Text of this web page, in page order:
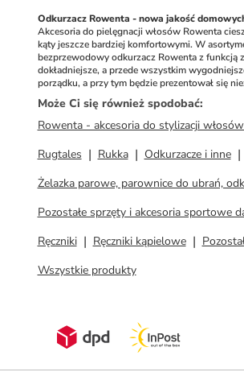
Odkurzacz Rowenta - nowa jakość
Akcesoria do pielęgnacji włosów Rowenta
kąty jeszcze bardziej komfortowymi. W
bezprzewodowy odkurzacz Rowenta z funkcją
dokładniejsze, a przede wszystkim
porządku, a przy tym będzie prezentował się
Może Ci się również spodobać:
Rowenta - akcesoria do stylizacji
Rugtales
Rukka Odkurzacze i inne
Żelazka parowe, parownice do ubrań,
Pozostałe sprzęty i akcesoria sportowe
Ręczniki
Ręczniki kąpielowe
Wszystkie produkty